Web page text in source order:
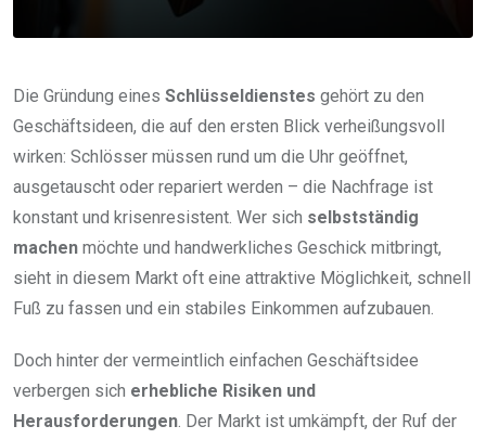
Die Gründung eines Schlüsseldienstes gehört zu den
Geschäftsideen, die auf den ersten Blick verheißungsvoll
wirken: Schlösser müssen rund um die Uhr geöffnet,
ausgetauscht oder repariert werden – die Nachfrage ist
konstant und krisenresistent. Wer sich selbstständig
machen möchte und handwerkliches Geschick mitbringt,
sieht in diesem Markt oft eine attraktive Möglichkeit, schnell
Fuß zu fassen und ein stabiles Einkommen aufzubauen.
Doch hinter der vermeintlich einfachen Geschäftsidee
verbergen sich erhebliche Risiken und
Herausforderungen. Der Markt ist umkämpft, der Ruf der